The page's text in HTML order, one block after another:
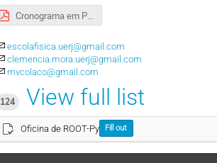
Cronograma em PDF
escolafisica.uerj@gmail.com
clemencia.mora.uerj@gmail.com
mvcolaco@gmail.com
124
View full list
Oficina de ROOT-Py Fill out